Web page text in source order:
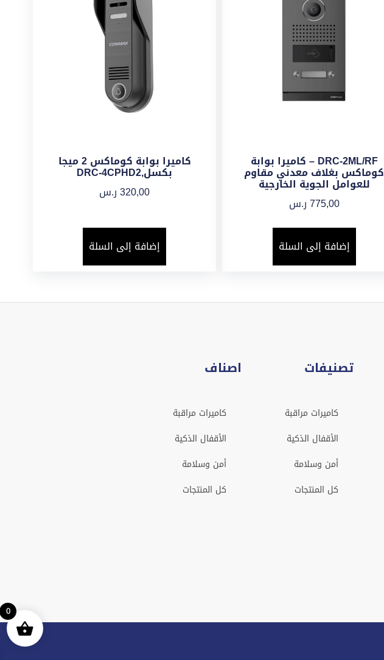
DRC-2ML/RF – كاميرا بوابة
كوماكس بغلاف معدني مقاوم
للعوامل الجوية الخارجية
775,00ر.س
إضافة إلى السلة
كاميرا بوابة كوماكس 2 ميجا
بكسل,DRC-4CPHD2
320,00ر.س
إضافة إلى السلة
تصنيفات
كاميرات مراقبة
الأقفال الذكية
أمن وسلامة
كل المنتجات
اصناف
كاميرات مراقبة
الأقفال الذكية
أمن وسلامة
كل المنتجات
0